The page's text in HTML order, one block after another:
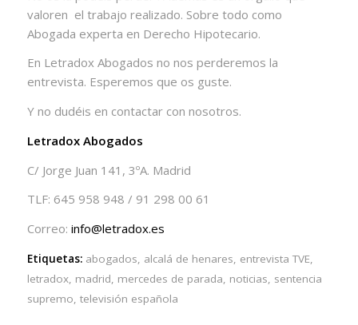
valoren el trabajo realizado. Sobre todo como
Abogada experta en Derecho Hipotecario.
En Letradox Abogados no nos perderemos la
entrevista. Esperemos que os guste.
Y no dudéis en contactar con nosotros.
Letradox Abogados
C/ Jorge Juan 141, 3ºA. Madrid
TLF: 645 958 948 / 91 298 00 61
Correo: info@letradox.es
Etiquetas: abogados, alcalá de henares, entrevista TVE,
letradox, madrid, mercedes de parada, noticias, sentencia
supremo, televisión española